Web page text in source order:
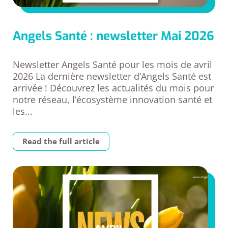
Angels Santé : newsletter Mai 2026
Newsletter Angels Santé pour les mois de avril
2026 La dernière newsletter d’Angels Santé est
arrivée ! Découvrez les actualités du mois pour
notre réseau, l’écosystème innovation santé et
les...
Read the full article